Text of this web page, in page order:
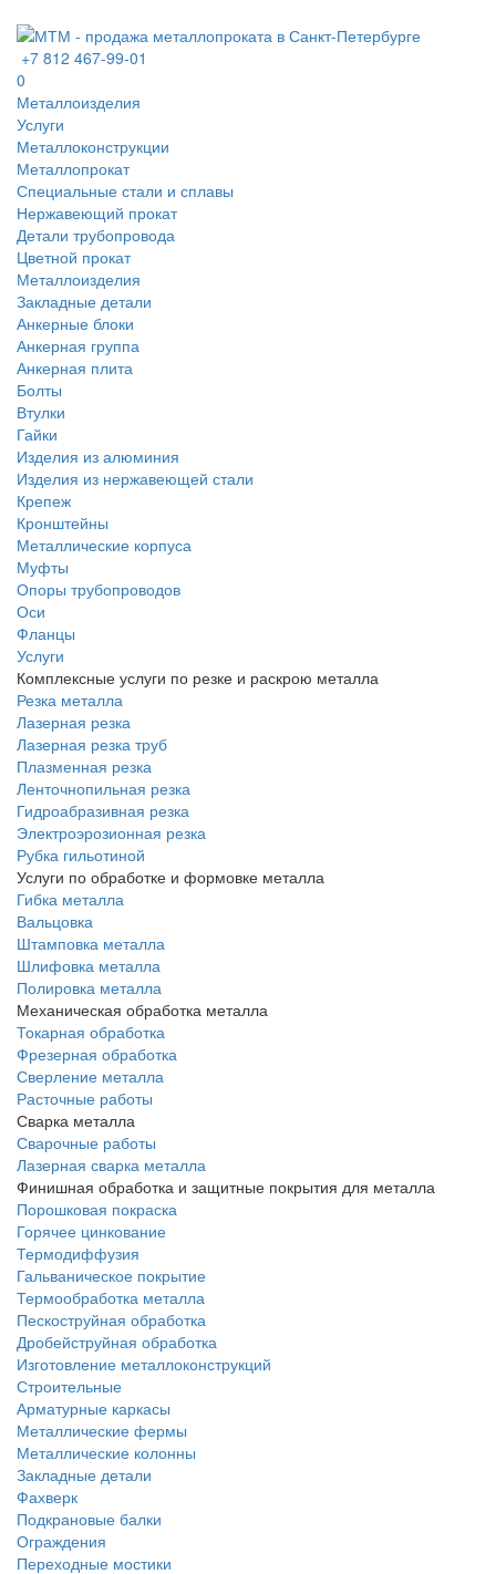
+7 812 467-99-01
0
Металлоизделия
Услуги
Металлоконструкции
Металлопрокат
Специальные стали и сплавы
Нержавеющий прокат
Детали трубопровода
Цветной прокат
Металлоизделия
Закладные детали
Анкерные блоки
Анкерная группа
Анкерная плита
Болты
Втулки
Гайки
Изделия из алюминия
Изделия из нержавеющей стали
Крепеж
Кронштейны
Металлические корпуса
Муфты
Опоры трубопроводов
Оси
Фланцы
Услуги
Комплексные услуги по резке и раскрою металла
Резка металла
Лазерная резка
Лазерная резка труб
Плазменная резка
Ленточнопильная резка
Гидроабразивная резка
Электроэрозионная резка
Рубка гильотиной
Услуги по обработке и формовке металла
Гибка металла
Вальцовка
Штамповка металла
Шлифовка металла
Полировка металла
Механическая обработка металла
Токарная обработка
Фрезерная обработка
Сверление металла
Расточные работы
Сварка металла
Сварочные работы
Лазерная сварка металла
Финишная обработка и защитные покрытия для металла
Порошковая покраска
Горячее цинкование
Термодиффузия
Гальваническое покрытие
Термообработка металла
Пескоструйная обработка
Дробейструйная обработка
Изготовление металлоконструкций
Строительные
Арматурные каркасы
Металлические фермы
Металлические колонны
Закладные детали
Фахверк
Подкрановые балки
Ограждения
Переходные мостики